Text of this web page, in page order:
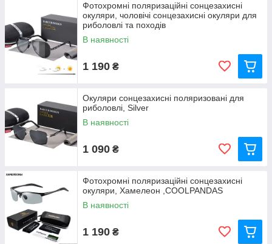
Фотохромні поляризаційні сонцезахисні
окуляри, чоловічі сонцезахисні окуляри для
риболовлі та походів
В наявності
1 190 ₴
Окуляри сонцезахисні поляризовані для
риболовлі, Silver
В наявності
1 090 ₴
Фотохромні поляризаційні сонцезахисні
окуляри, Хамелеон ,COOLPANDAS
В наявності
1 190 ₴